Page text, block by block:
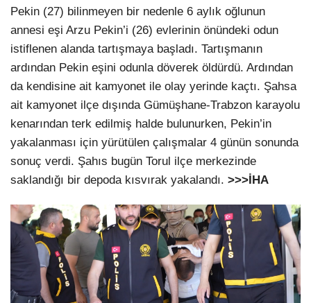
Pekin (27) bilinmeyen bir nedenle 6 aylık oğlunun
annesi eşi Arzu Pekin’i (26) evlerinin önündeki odun
istiflenen alanda tartışmaya başladı. Tartışmanın
ardından Pekin eşini odunla döverek öldürdü. Ardından
da kendisine ait kamyonet ile olay yerinde kaçtı. Şahsa
ait kamyonet ilçe dışında Gümüşhane-Trabzon karayolu
kenarından terk edilmiş halde bulunurken, Pekin’in
yakalanması için yürütülen çalışmalar 4 günün sonunda
sonuç verdi. Şahıs bugün Torul ilçe merkezinde
saklandığı bir depoda kısvırak yakalandı. >>>İHA